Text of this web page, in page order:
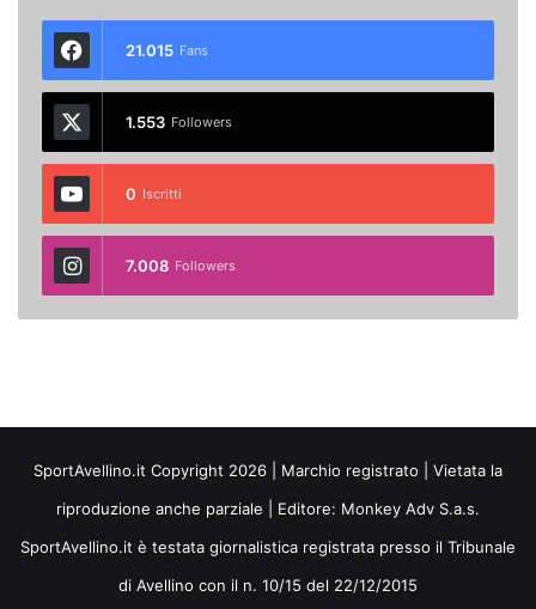
21.015 Fans
1.553 Followers
0 Iscritti
7.008 Followers
SportAvellino.it Copyright 2026 | Marchio registrato | Vietata la
riproduzione anche parziale | Editore: Monkey Adv S.a.s.
SportAvellino.it è testata giornalistica registrata presso il Tribunale
di Avellino con il n. 10/15 del 22/12/2015